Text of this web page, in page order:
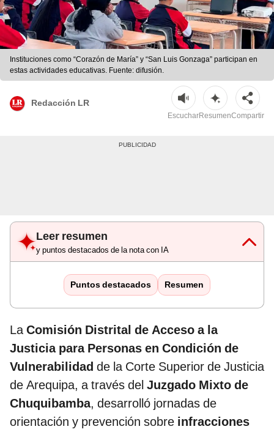
Instituciones como “Corazón de María” y “San Luis Gonzaga” participan en
estas actividades educativas. Fuente: difusión.
Redacción LR
EscucharResumenCompartir
Leer resumen
y puntos destacados de la nota con IA
Puntos destacados Resumen
LaComisión Distrital de Acceso a la
Justicia para Personas en Condición de
Vulnerabilidad de la Corte Superior de Justicia
de Arequipa, a través del Juzgado Mixto de
Chuquibamba, desarrolló jornadas de
orientación y prevención sobre infracciones